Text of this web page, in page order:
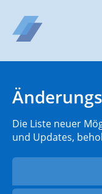
Die Liste neuer
und Updates,